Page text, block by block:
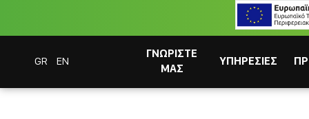
GR EN
ΓΝΩΡΙΣΤΕ
ΜΑΣ
ΥΠΗΡΕΣΙΕΣ
404 - Η Σελιδα δεν βρεθηκε